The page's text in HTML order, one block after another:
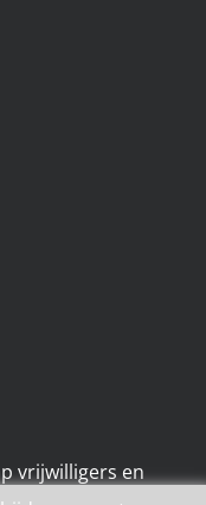
vrijwilligers en